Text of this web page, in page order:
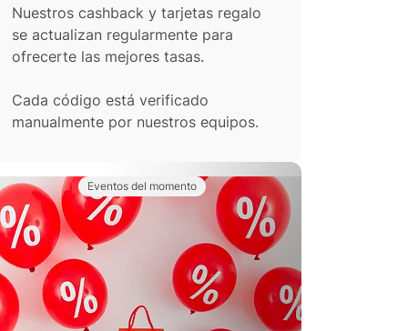
Nuestros cashback y tarjetas regalo
se actualizan regularmente para
ofrecerte las mejores tasas.
Cada código está verificado
manualmente por nuestros equipos.
Eventos del momento